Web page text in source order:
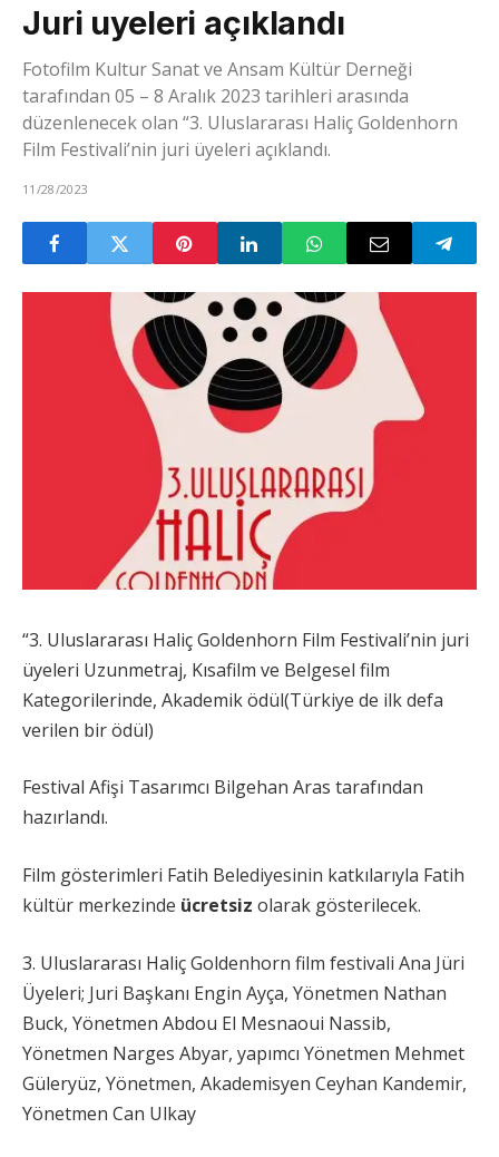
Juri uyeleri açıklandı
Fotofilm Kultur Sanat ve Ansam Kültür Derneği
tarafından 05 – 8 Aralık 2023 tarihleri arasında
düzenlenecek olan “3. Uluslararası Haliç Goldenhorn
Film Festivali’nin juri üyeleri açıklandı.
11/28/2023
“3. Uluslararası Haliç Goldenhorn Film Festivali’nin juri
üyeleri Uzunmetraj, Kısafilm ve Belgesel film
Kategorilerinde, Akademik ödül(Türkiye de ilk defa
verilen bir ödül)
Festival Afişi Tasarımcı Bilgehan Aras tarafından
hazırlandı.
Film gösterimleri Fatih Belediyesinin katkılarıyla Fatih
kültür merkezinde ücretsiz olarak gösterilecek.
3. Uluslararası Haliç Goldenhorn film festivali Ana Jüri
Üyeleri; Juri Başkanı Engin Ayça, Yönetmen Nathan
Buck, Yönetmen Abdou El Mesnaoui Nassib,
Yönetmen Narges Abyar, yapımcı Yönetmen Mehmet
Güleryüz, Yönetmen, Akademisyen Ceyhan Kandemir,
Yönetmen Can Ulkay